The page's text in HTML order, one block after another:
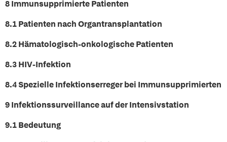
8 Immunsupprimierte Patienten
8.1 Patienten nach Organtransplantation
8.2 Hämatologisch-onkologische Patienten
8.3 HIV-Infektion
8.4 Spezielle Infektionserreger bei Immunsupprimierten
9 Infektionssurveillance auf der Intensivstation
9.1 Bedeutung